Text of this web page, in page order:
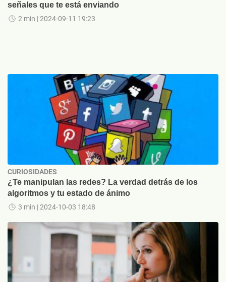
señales que te está enviando
2 min | 2024-09-11 19:23
CURIOSIDADES
¿Te manipulan las redes? La verdad detrás de los
algoritmos y tu estado de ánimo
3 min | 2024-10-03 18:48